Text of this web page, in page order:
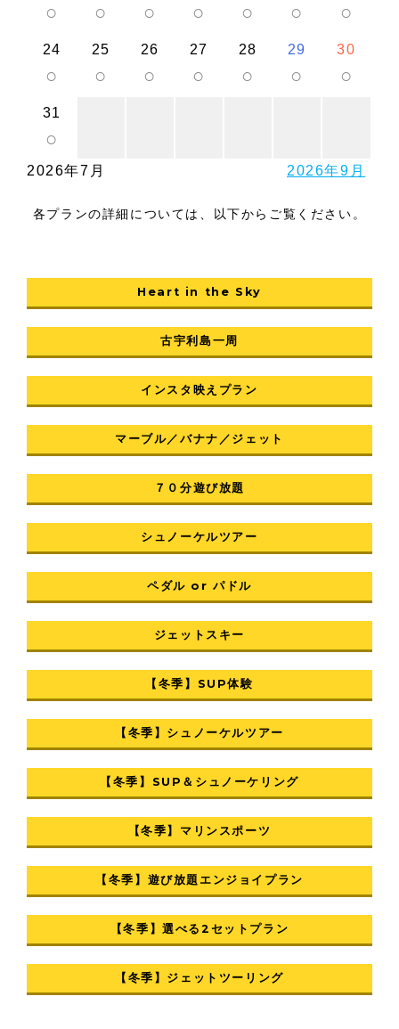
○ ○ ○ ○ ○ ○ ○
24
○
25
○
26
○
27
○
28
○
29
○
30
○
31
○
2026年7月 2026年9月
各プランの詳細については、以下からご覧ください。
Heart in the Sky
古宇利島一周
インスタ映えプラン
マーブル／バナナ／ジェット
７０分遊び放題
シュノーケルツアー
ペダル or パドル
ジェットスキー
【冬季】SUP体験
【冬季】シュノーケルツアー
【冬季】SUP＆シュノーケリング
【冬季】マリンスポーツ
【冬季】遊び放題エンジョイプラン
【冬季】選べる2セットプラン
【冬季】ジェットツーリング